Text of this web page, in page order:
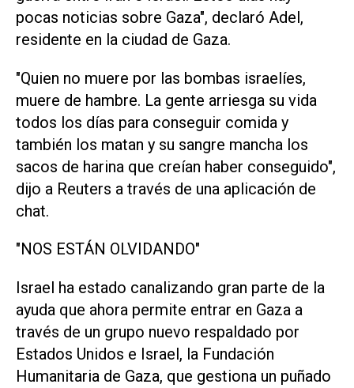
pocas noticias sobre Gaza", declaró Adel,
residente en la ciudad de Gaza.
"Quien no muere por las bombas israelíes,
muere de hambre. La gente arriesga su vida
todos los días para conseguir comida y
también los matan y su sangre mancha los
sacos de harina que creían haber conseguido",
dijo a Reuters a través de una aplicación de
chat.
"NOS ESTÁN OLVIDANDO"
Israel ha estado canalizando gran parte de la
ayuda que ahora permite entrar en Gaza a
través de un grupo nuevo respaldado por
Estados Unidos e Israel, la Fundación
Humanitaria de Gaza, que gestiona un puñado